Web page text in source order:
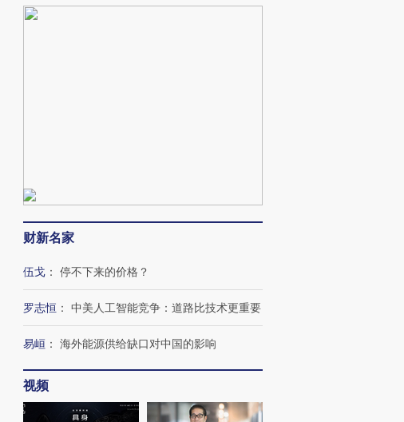
财新名家
伍戈 ： 停不下来的价格？
罗志恒 ： 中美人工智能竞争：道路比技术更重要
易峘 ： 海外能源供给缺口对中国的影响
视频